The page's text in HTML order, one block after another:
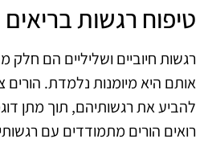
טיפוח רגשות בריאים
רגשות חיוביים ושליליים הם חלק
אותם היא מיומנות נלמדת. הורים
להביע את רגשותיהם, תוך מתן
רואים הורים מתמודדים עם